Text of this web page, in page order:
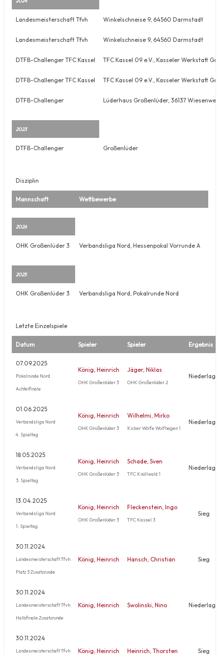
Landesmeisterschaft Tfvh Winkelschneise 9, 64560 Darmstadt
Landesmeisterschaft Tfvh Winkelschneise 9, 64560 Darmstadt
DTFB-Challenger TFC Kassel TFC Kassel 09 e.V., Kasseler Werkstatt
DTFB-Challenger TFC Kassel TFC Kassel 09 e.V., Kasseler Werkstatt
DTFB-Challenger Lüderhaus Großenlüder, 36137
2023
DTFB-Challenger Großenlüder
Disziplin
Mannschaft Wettbewerbe
2026
OHK Großenlüder 3 Verbandsliga Nord, Hessenpokal Vorrunde A
2025
OHK Großenlüder 3 Verbandsliga Nord, Pokalrunde Nord
Letzte Einzelspiele
Datum Spieler Spieler Ergebnis
07.09.2025
Pokalrunde Nord
Achtelfinale
König, Heinrich
OHK Großenlüder 3
Jäger, Niklas
OHK Großenlüder 2
Niederlage
01.06.2025
Verbandsliga Nord
4. Spieltag
König, Heinrich
OHK Großenlüder 3
Wilhelmi, Mirko
Kicker Wölfe Wolfhagen 1
Niederlage
18.05.2025
Verbandsliga Nord
3. Spieltag
König, Heinrich
OHK Großenlüder 3
Schade, Sven
TFC Knüllwald 1
Niederlage
13.04.2025
Verbandsliga Nord
1. Spieltag
König, Heinrich
OHK Großenlüder 3
Fleckenstein, Ingo
TFC Kassel 3
Sieg
30.11.2024
Landesmeisterschaft Tfvh
Platz 3 Zusatzrunde
König, Heinrich Hansch, Christian Sieg
30.11.2024
Landesmeisterschaft Tfvh
Halbfinale Zusatzrunde
König, Heinrich Swolinski, Nino Niederlage
30.11.2024
Landesmeisterschaft Tfvh König, Heinrich Heinrich, Thorsten Sieg